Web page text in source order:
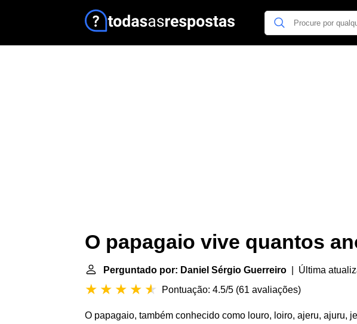
O papagaio vive quantos
Perguntado por: Daniel Sérgio Guerreiro | Última
Pontuação: 4.5/5 (61 avaliações)
O papagaio, também conhecido como louro, loiro, ajeru, ajuru,